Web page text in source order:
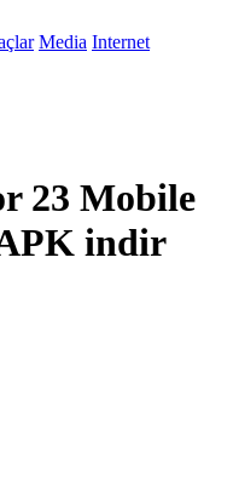
Media Internet
23 Mobile
indir